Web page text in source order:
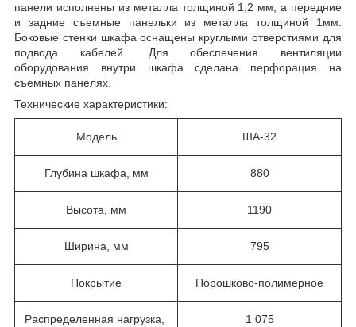
панели исполнены из металла толщиной 1,2 мм, а передние
и задние съемные панельки из металла толщиной 1мм.
Боковые стенки шкафа оснащены круглыми отверстиями для
подвода кабелей. Для обеспечения вентиляции
оборудования внутри шкафа сделана перфорация на
съемных панелях.
Технические характеристики:
Модель ША-32
Глубина шкафа, мм 880
Высота, мм 1190
Ширина, мм 795
Покрытие Порошково-полимерное
Распределенная нагрузка,
1 075